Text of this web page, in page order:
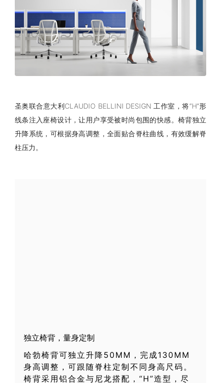
圣奥联合意大利CLAUDIO BELLINI DESIGN 工作室，将“H”形
线条注入座椅设计，让用户享受被时尚包围的快感。椅背独立
升降系统，可根据身高调整，全面贴合脊柱曲线，有效缓解脊
柱压力。
独立椅背，量身定制
哈勃椅背可独立升降50MM，完成130MM
身高调整，可跟随脊柱定制不同身高尺码。
椅背采用铝合金与尼龙搭配，“H”造型，尽